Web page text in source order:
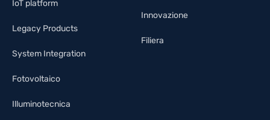
IoT platform
Legacy Products
System Integration
Fotovoltaico
Illuminotecnica
Innovazione
Filiera